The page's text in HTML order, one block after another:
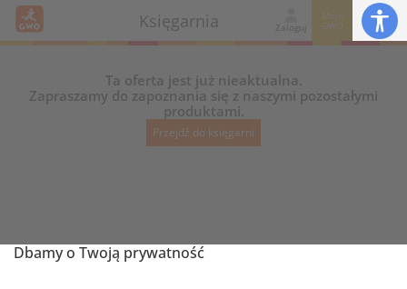
Księgarnia Zaloguj
Moje
GWO
Ta oferta jest już nieaktualna.
Zapraszamy do zapoznania się z naszymi pozostałymi
produktami.
Przejdź do księgarni
Dbamy o Twoją prywatność